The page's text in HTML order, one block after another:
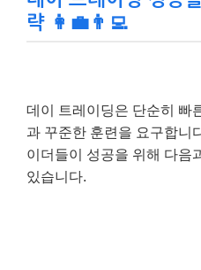
략 👩‍💼👨‍💻
데이 트레이딩은 단순히 빠
과 꾸준한 훈련을 요구합니
이더들이 성공을 위해 다음
있습니다.